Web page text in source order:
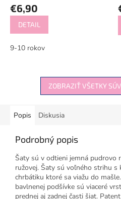
€6,90
DETAIL
9-10 rokov
ZOBRAZIŤ VŠETKY
Popis Diskusia
Podrobný popis
Šaty sú v odtieni jemná pudrovo
ružovej. Šaty sú voľného strihu s
chrbátiku ktoré sa viažu do
bavlnenej podšívke sú viaceré
prednej aj zadnej časti šiat.